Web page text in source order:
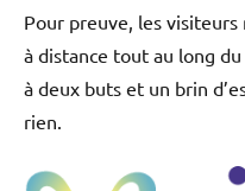
Pour preuve, les
à distance tout au long
à deux buts et un brin
rien.